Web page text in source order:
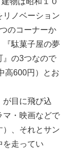
リノベーション
のコーナーか
『駄菓子屋の夢
』の3つなので
高600円）とお
目に飛び込
マ・映画などで
）、それとサン
を走ってい